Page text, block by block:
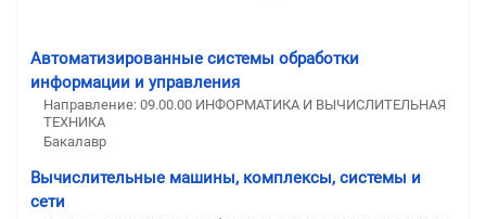
Автоматизированные системы обработки
информации и управления
Направление: 09.00.00 ИНФОРМАТИКА И ВЫЧИСЛИТЕЛЬНАЯ
ТЕХНИКА
Бакалавр
Вычислительные машины, комплексы, системы и
сети